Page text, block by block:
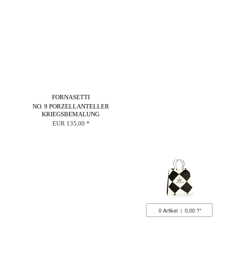
0Artikel | 0,00 ?*
FORNASETTI
NO. 9 PORZELLANTELLER
KRIEGSBEMALUNG
EUR 135,00 *